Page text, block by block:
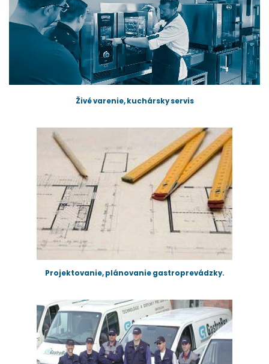
Živé varenie, kuchársky servis
Projektovanie, plánovanie gastroprevádzky.